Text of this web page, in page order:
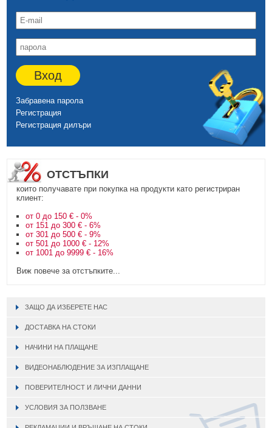
Вход
Забравена парола
Регистрация
Регистрация дилъри
ОТСТЪПКИ
които получавате при покупка на продукти като регистриран
клиент:
от 0 до 150 € - 0%
от 151 до 300 € - 6%
от 301 до 500 € - 9%
от 501 до 1000 € - 12%
от 1001 до 9999 € - 16%
Виж повече за отстъпките...
ЗАЩО ДА ИЗБЕРЕТЕ НАС
ДОСТАВКА НА СТОКИ
НАЧИНИ НА ПЛАЩАНЕ
ВИДЕОНАБЛЮДЕНИЕ ЗА ИЗПЛАЩАНЕ
ПОВЕРИТЕЛНОСТ И ЛИЧНИ ДАННИ
УСЛОВИЯ ЗА ПОЛЗВАНЕ